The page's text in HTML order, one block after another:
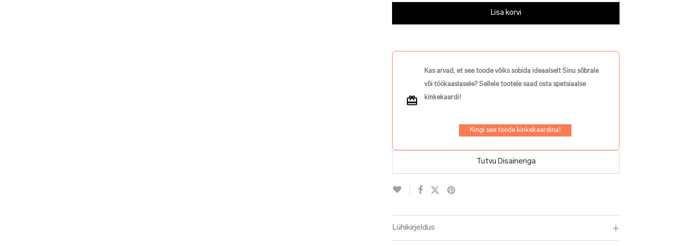
Lisa korvi
Kas arvad, et see toode võiks sobida ideaalselt Sinu sõbrale
või töökaaslasele? Sellele tootele saad osta spetsiaalse
kinkekaardi!
Kingi see toode kinkekaardina!
Tutvu Disaineriga
Lühikirjeldus